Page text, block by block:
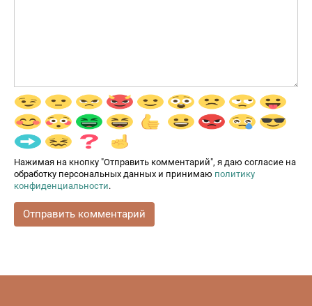
Нажимая на кнопку "Отправить комментарий", я даю согласие на
обработку персональных данных и принимаю политику
конфиденциальности.